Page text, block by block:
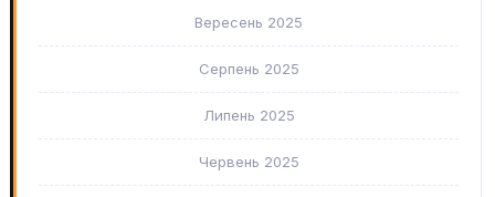
Вересень 2025
Серпень 2025
Липень 2025
Червень 2025